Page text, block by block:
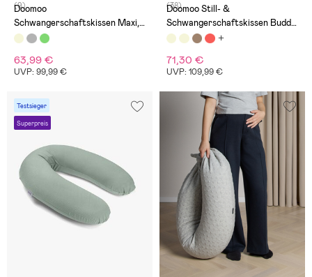
(9)
Doomoo
Schwangerschaftskissen Maxi,
Flower Sand
63,99 €
UVP: 99,99 €
(38)
Doomoo Still- &
Schwangerschaftskissen Buddy,
Manchester Sand
71,30 €
UVP: 109,99 €
Testsieger
Superpreis